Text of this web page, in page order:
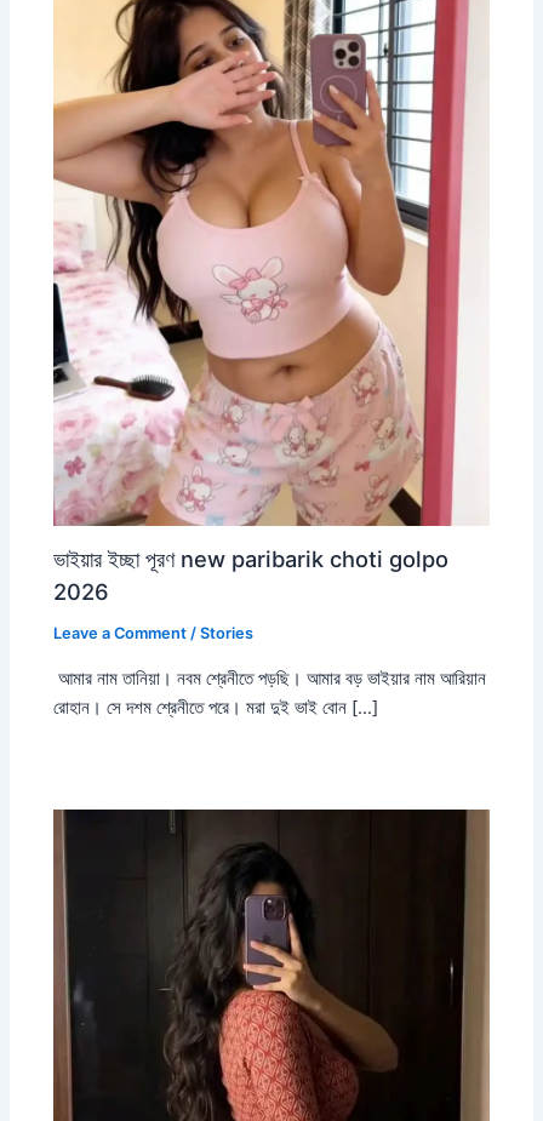
ভাইয়ার ইচ্ছা পূরণ new paribarik choti golpo
2026
Leave a Comment /Stories
আমার নাম তানিয়া। নবম শ্রেনীতে পড়ছি। আমার বড় ভাইয়ার নাম আরিয়ান
রোহান। সে দশম শ্রেনীতে পরে। মরা দুই ভাই বোন […]